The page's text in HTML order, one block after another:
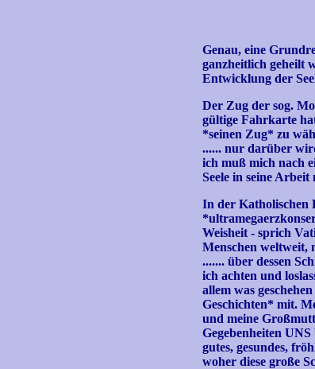
Genau, eine
ganzheitlich geheilt
Entwicklung der
Der Zug der sog.
gültige Fahrkarte
*seinen Zug* zu
...... nur darüber
ich muß mich nach
Seele in seine Arbeit
In der Katholischen
Weisheit - sprich
Menschen weltweit,
....... über dessen
ich achten und
allem was
Geschichten* mit.
und meine
Gegebenheiten
gutes, gesundes,
woher diese große